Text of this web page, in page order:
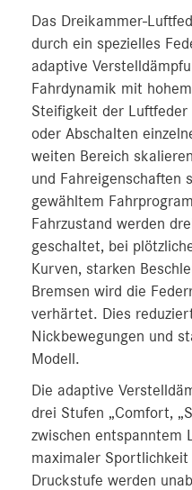
Das Dreikammer-
durch ein spezielles
adaptive
Fahrdynamik mit
Steifigkeit der
oder Abschalten
weiten Bereich
und Fahreigenschaften
gewähltem
Fahrzustand werden
geschaltet, bei
Kurven, starken
Bremsen wird die
verhärtet. Dies
Nickbewegungen und
Modell.
Die adaptive
drei Stufen „Comfort,
zwischen entspanntem
maximaler Sportlichkeit
Druckstufe werden